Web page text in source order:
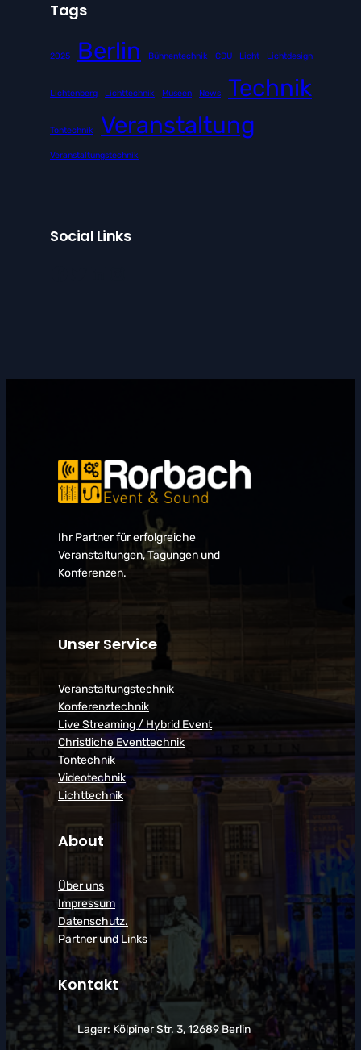
Tags
2025 Berlin Bühnentechnik CDU Licht Lichtdesign
Lichtenberg Lichttechnik Museen News Technik
Tontechnik Veranstaltung
Veranstaltungstechnik
Social Links
Ihr Partner für erfolgreiche
Veranstaltungen, Tagungen und
Konferenzen.
Unser Service
Veranstaltungstechnik
Konferenztechnik
Live Streaming / Hybrid Event
Christliche Eventtechnik
Tontechnik
Videotechnik
Lichttechnik
About
Über uns
Impressum
Datenschutz.
Partner und Links
Kontakt
Lager: Kölpiner Str. 3, 12689 Berlin